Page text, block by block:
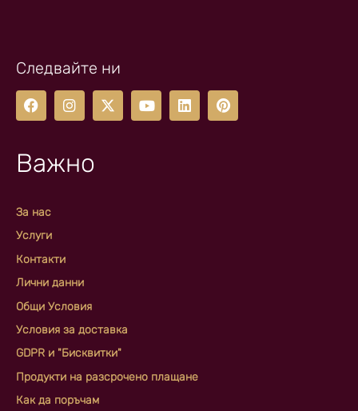
Следвайте ни
Важно
За нас
Услуги
Контакти
Лични данни
Общи Условия
Условия за доставка
GDPR и "Бисквитки"
Продукти на разсрочено плащане
Как да поръчам